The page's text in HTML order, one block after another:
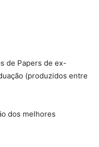
de Papers de ex-
(produzidos entre
dos melhores